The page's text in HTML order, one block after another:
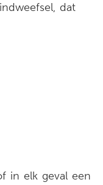
dat
in elk geval een